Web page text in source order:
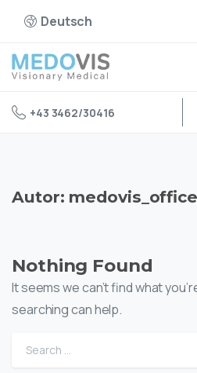
Deutsch
+43 3462/30416
Autor: medovis_office
Nothing Found
It seems we can’t find what
searching can help.